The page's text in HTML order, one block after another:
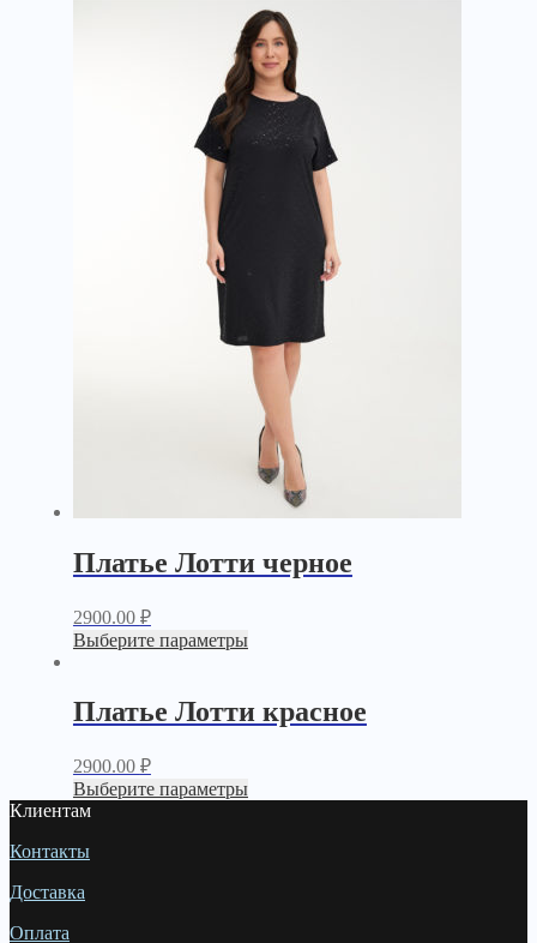
Платье Лотти черное
2900.00 ₽
Выберите параметры
Платье Лотти красное
2900.00 ₽
Выберите параметры
Клиентам
Контакты
Доставка
Оплата